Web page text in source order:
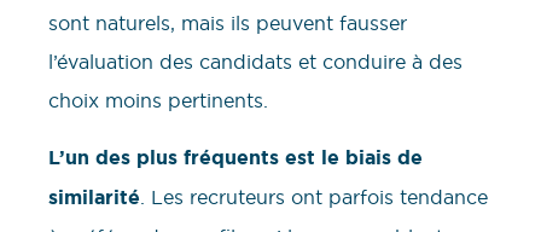
sont naturels, mais ils peuvent fausser
l’évaluation des candidats et conduire à des
choix moins pertinents.
L’un des plus fréquents est le biais de
similarité . Les recruteurs ont parfois tendance